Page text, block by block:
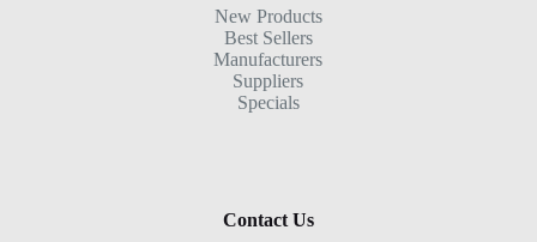
New Products
Best Sellers
Manufacturers
Suppliers
Specials
Contact Us